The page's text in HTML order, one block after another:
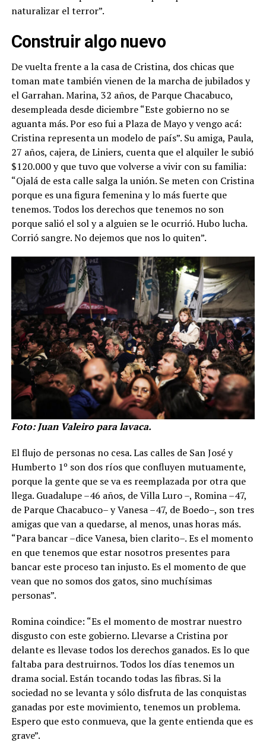
naturalizar el terror”.
Construir algo nuevo
De vuelta frente a la casa de Cristina, dos chicas que
toman mate también vienen de la marcha de jubilados y
el Garrahan. Marina, 32 años, de Parque Chacabuco,
desempleada desde diciembre “Este gobierno no se
aguanta más. Por eso fui a Plaza de Mayo y vengo acá:
Cristina representa un modelo de país”. Su amiga, Paula,
27 años, cajera, de Liniers, cuenta que el alquiler le subió
$120.000 y que tuvo que volverse a vivir con su familia:
“Ojalá de esta calle salga la unión. Se meten con Cristina
porque es una figura femenina y lo más fuerte que
tenemos. Todos los derechos que tenemos no son
porque salió el sol y a alguien se le ocurrió. Hubo lucha.
Corrió sangre. No dejemos que nos lo quiten”.
Foto: Juan Valeiro para lavaca.
El flujo de personas no cesa. Las calles de San José y
Humberto 1º son dos ríos que confluyen mutuamente,
porque la gente que se va es reemplazada por otra que
llega. Guadalupe –46 años, de Villa Luro –, Romina –47,
de Parque Chacabuco– y Vanesa –47, de Boedo–, son tres
amigas que van a quedarse, al menos, unas horas más.
“Para bancar –dice Vanesa, bien clarito–. Es el momento
en que tenemos que estar nosotros presentes para
bancar este proceso tan injusto. Es el momento de que
vean que no somos dos gatos, sino muchísimas
personas”.
Romina coindice: “Es el momento de mostrar nuestro
disgusto con este gobierno. Llevarse a Cristina por
delante es llevase todos los derechos ganados. Es lo que
faltaba para destruirnos. Todos los días tenemos un
drama social. Están tocando todas las fibras. Si la
sociedad no se levanta y sólo disfruta de las conquistas
ganadas por este movimiento, tenemos un problema.
Espero que esto conmueva, que la gente entienda que es
grave”.